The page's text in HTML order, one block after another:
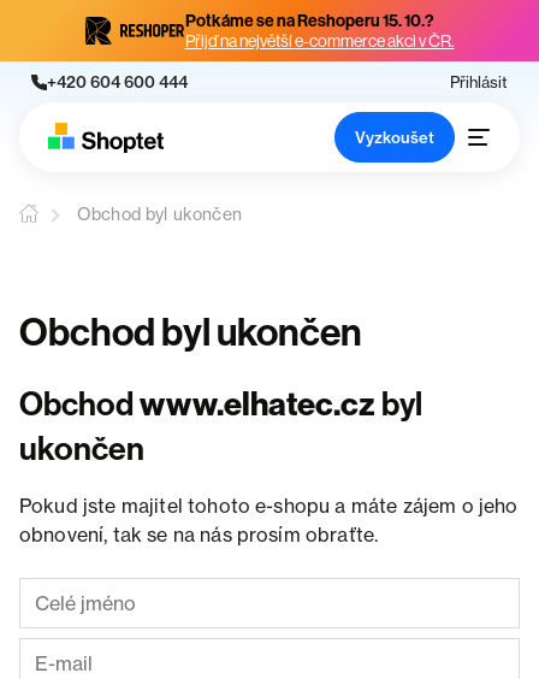
Potkáme se na Reshoperu 15. 10.?
Přijď na největší e-commerce akci v ČR.
+420 604 600 444 Přihlásit
Vyzkoušet
Obchod byl ukončen
Obchod byl ukončen
Obchodwww.elhatec.cz byl
ukončen
Pokud jste majitel tohoto e-shopu a máte zájem o jeho
obnovení, tak se na nás prosím obraťte.